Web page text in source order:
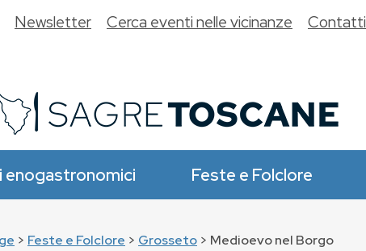
enogastronomici Feste e Folclore
Newsletter Cerca eventi nelle vicinanze Contatti
> Feste e Folclore > Grosseto > Medioevo nel Borgo